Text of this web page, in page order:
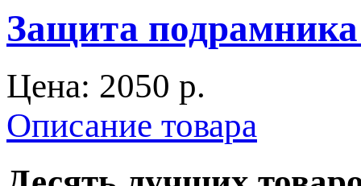
Защита
Цена: 2050 p.
Описание товара